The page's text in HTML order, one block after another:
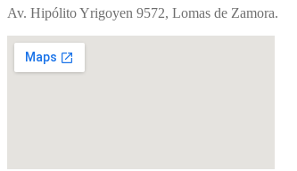
Av. Hipólito Yrigoyen 9572, Lomas de Zamora.